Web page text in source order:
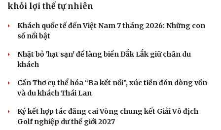
khỏi lợi thế tự nhiên
Khách quốc tế đến Việt Nam 7 tháng 2026: Những con
số nổi bật
Nhặt bỏ 'hạt sạn' để làng biển Đắk Lắk giữ chân du
khách
Cần Thơ cụ thể hóa “Ba kết nối”, xúc tiến đón dòng vốn
và du khách Thái Lan
Ký kết hợp tác đăng cai Vòng chung kết Giải Vô địch
Golf nghiệp dư thế giới 2027